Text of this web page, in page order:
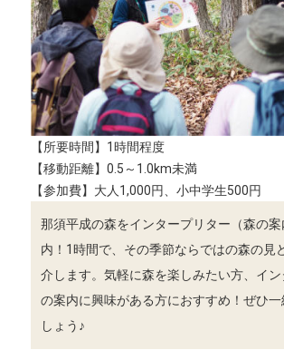
【所要時間】1時間程度
【移動距離】0.5～1.0km未満
【参加費】大人1,000円、小中学生500円
那須平成の森をインタープリター（森の
内！1時間で、その季節ならではの森の見
介します。気軽に森を楽しみたい方、イ
の案内に興味がある方におすすめ！ぜひ一
しょう♪